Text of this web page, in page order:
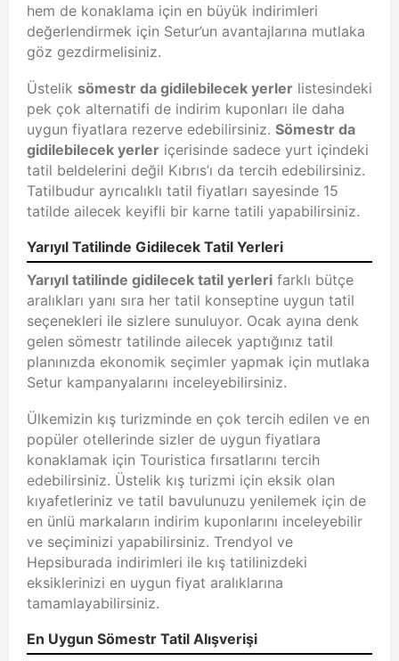
hem de konaklama için en büyük indirimleri
değerlendirmek için Setur’un avantajlarına mutlaka
göz gezdirmelisiniz.
Üstelik sömestr da gidilebilecek yerler listesindeki
pek çok alternatifi de indirim kuponları ile daha
uygun fiyatlara rezerve edebilirsiniz. Sömestr da
gidilebilecek yerler içerisinde sadece yurt içindeki
tatil beldelerini değil Kıbrıs’ı da tercih edebilirsiniz.
Tatilbudur ayrıcalıklı tatil fiyatları sayesinde 15
tatilde ailecek keyifli bir karne tatili yapabilirsiniz.
Yarıyıl Tatilinde Gidilecek Tatil Yerleri
Yarıyıl tatilinde gidilecek tatil yerleri farklı bütçe
aralıkları yanı sıra her tatil konseptine uygun tatil
seçenekleri ile sizlere sunuluyor. Ocak ayına denk
gelen sömestr tatilinde ailecek yaptığınız tatil
planınızda ekonomik seçimler yapmak için mutlaka
Setur kampanyalarını inceleyebilirsiniz.
Ülkemizin kış turizminde en çok tercih edilen ve en
popüler otellerinde sizler de uygun fiyatlara
konaklamak için Touristica fırsatlarını tercih
edebilirsiniz. Üstelik kış turizmi için eksik olan
kıyafetleriniz ve tatil bavulunuzu yenilemek için de
en ünlü markaların indirim kuponlarını inceleyebilir
ve seçiminizi yapabilirsiniz. Trendyol ve
Hepsiburada indirimleri ile kış tatilinizdeki
eksiklerinizi en uygun fiyat aralıklarına
tamamlayabilirsiniz.
En Uygun Sömestr Tatil Alışverişi